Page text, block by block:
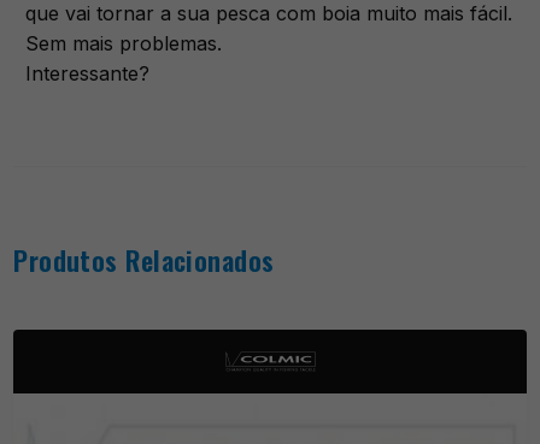
que vai tornar a sua pesca com boia muito mais fácil.
Sem mais problemas.
Interessante?
Produtos Relacionados